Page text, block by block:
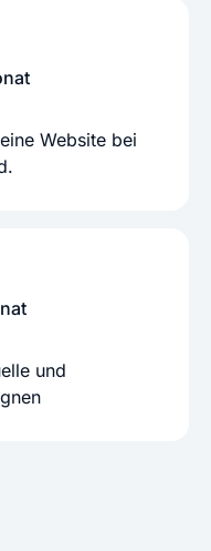
Website bei
und